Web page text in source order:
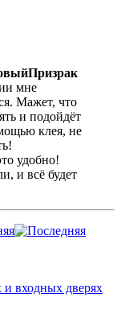
мне
Мажет, что
и подойдёт
клея, не
удобно!
и всё будет
входных дверях